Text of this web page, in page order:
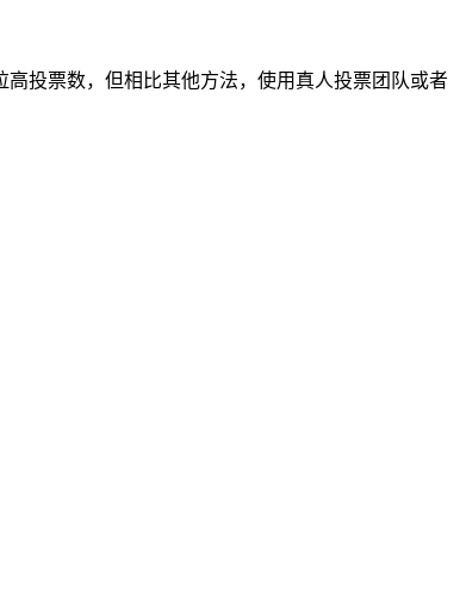
投票数，但相比其他方法，使用真人投票团队或者